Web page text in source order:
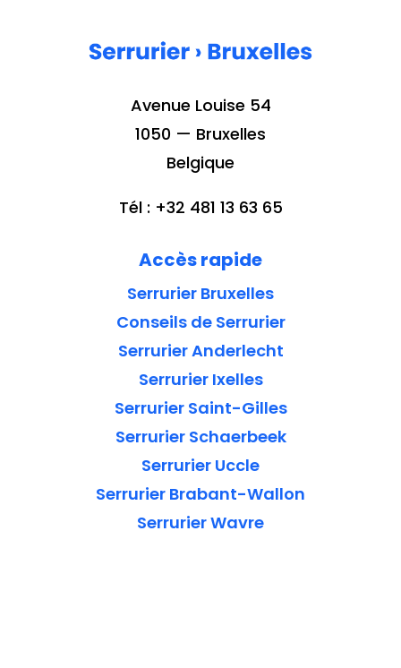
Avenue Louise 54
1050 — Bruxelles
Belgique
Tél : +32 481 13 63 65
Accès rapide
Serrurier Bruxelles
Conseils de Serrurier
Serrurier Anderlecht
Serrurier Ixelles
Serrurier Saint-Gilles
Serrurier Schaerbeek
Serrurier Uccle
Serrurier Brabant-Wallon
Serrurier Wavre